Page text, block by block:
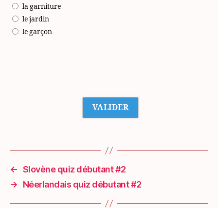
la garniture
le jardin
le garçon
← Slovène quiz débutant #2
→
Néerlandais quiz débutant #2